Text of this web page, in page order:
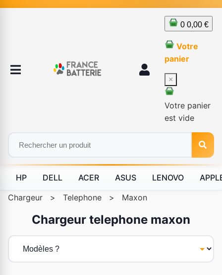
0 0,00 €
Votre
panier
×
Votre panier
est vide
HP DELL ACER ASUS LENOVO
Chargeur > Telephone > Maxon
Chargeur telephone maxon